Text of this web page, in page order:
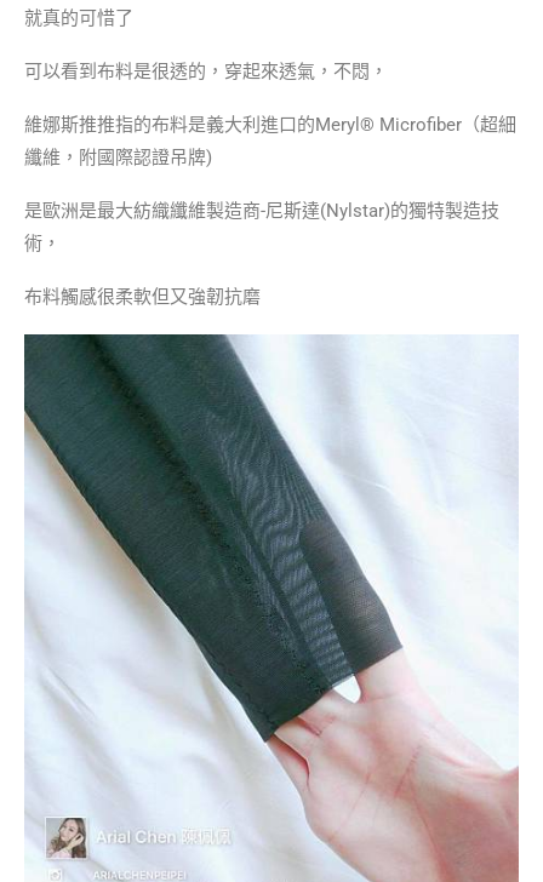
就真的可惜了
可以看到布料是很透的，穿起來透氣，不悶，
維娜斯推推指的布料是義大利進口的Meryl® Microfiber（超細
纖維，附國際認證吊牌)
是歐洲是最大紡織纖維製造商-尼斯達(Nylstar)的獨特製造技
術，
布料觸感很柔軟但又強韌抗磨